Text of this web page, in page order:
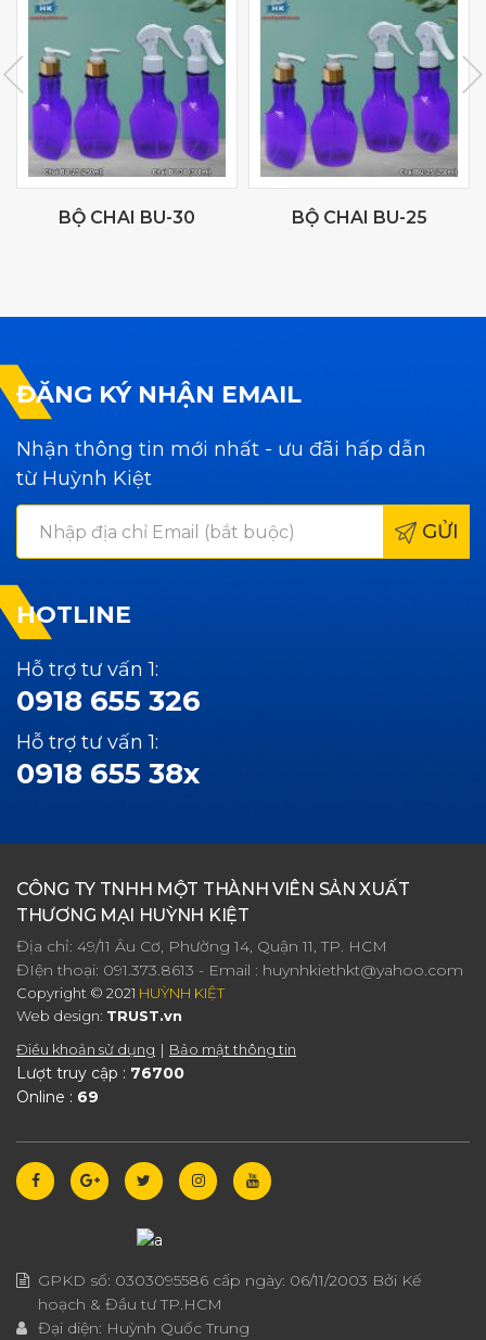
BỘ CHAI BU-30 BỘ CHAI BU-25
ĐĂNG KÝ NHẬN EMAIL
Nhận thông tin mới nhất - ưu đãi hấp dẫn
từ Huỳnh Kiệt
GỬI
HOTLINE
Hỗ trợ tư vấn 1:
0918 655 326
Hỗ trợ tư vấn 1:
0918 655 38x
CÔNG TY TNHH MỘT THÀNH VIÊN SẢN XUẤT
THƯƠNG MẠI HUỲNH KIỆT
Địa chỉ: 49/11 Âu Cơ, Phường 14, Quận 11, TP. HCM
ĐIện thoại: 091.373.8613 - Email : huynhkiethkt@yahoo.com
Copyright © 2021 HUỲNH KIỆT
Web design: TRUST.vn
Điều khoản sử dụng
Bảo mật thông tin
Lượt truy cập : 76700
Online : 69
GPKD số: 0303095586 cấp ngày: 06/11/2003 Bởi Kế
hoạch & Đầu tư TP.HCM
Đại diện: Huỳnh Quốc Trung